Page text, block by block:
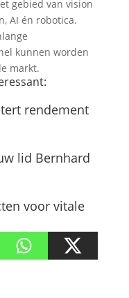
gebied van vision
AI én robotica.
kunnen worden
markt.
rendement
lid Bernhard
voor vitale